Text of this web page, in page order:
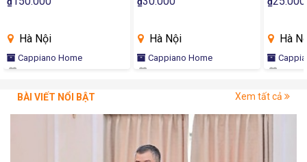
Hà Nội
Cappiano Home
Home
Hà Nội
Cappiano Home
Hà
BÀI VIẾT NỔI BẬT Xem tất cả